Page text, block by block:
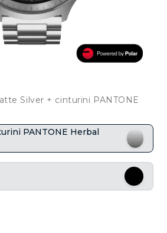
Silver + cinturini PANTONE
PANTONE Herbal